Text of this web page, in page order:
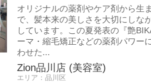
オリジナルの薬剤やケア剤から生
で、髪本来の美しさを大切にしな
しています。この夏発表の『艶
ーマ・縮毛矯正などの薬剤パワー
わせた...
Zion品川店 (美容室)
エリア： 品川区